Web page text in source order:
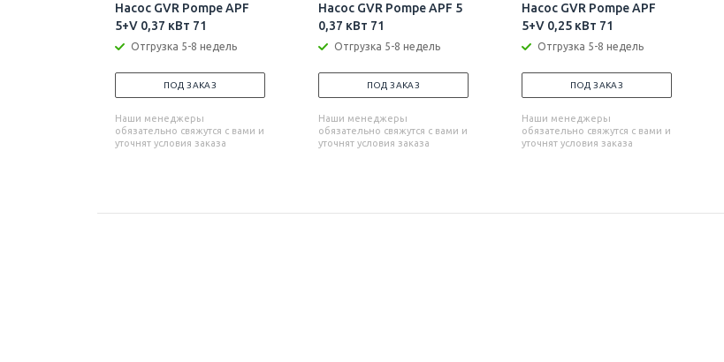
Насос GVR Pompe APF
5+V 0,37 кВт 71
Отгрузка 5-8 недель
ПОД ЗАКАЗ
Наши менеджеры
обязательно свяжутся с вами и
уточнят условия заказа
Насос GVR Pompe APF 5
0,37 кВт 71
Отгрузка 5-8 недель
ПОД ЗАКАЗ
Наши менеджеры
обязательно свяжутся с вами и
уточнят условия заказа
Насос GVR Pompe APF
5+V 0,25 кВт 71
Отгрузка 5-8 недель
ПОД ЗАКАЗ
Наши менеджеры
обязательно свяжутся с вами и
уточнят условия заказа